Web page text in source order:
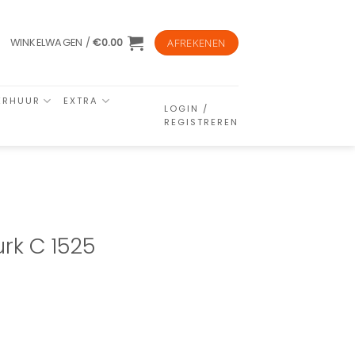
WINKELWAGEN /€0.00 AFREKENEN
EXTRA
LOGIN /
REGISTREREN
C 1525